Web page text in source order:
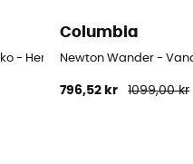
- Herrer
Columbia
Newton Wander -
796,52 kr 1099,00 kr